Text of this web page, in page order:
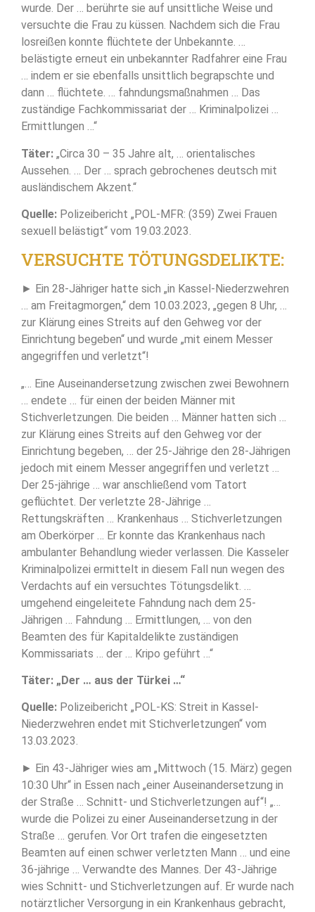
wurde. Der … berührte sie auf unsittliche Weise und
versuchte die Frau zu küssen. Nachdem sich die Frau
losreißen konnte flüchtete der Unbekannte. …
belästigte erneut ein unbekannter Radfahrer eine Frau
… indem er sie ebenfalls unsittlich begrapschte und
dann … flüchtete. … fahndungsmaßnahmen … Das
zuständige Fachkommissariat der … Kriminalpolizei …
Ermittlungen …“
Täter: „Circa 30 – 35 Jahre alt, … orientalisches
Aussehen. … Der … sprach gebrochenes deutsch mit
ausländischem Akzent.“
Quelle: Polizeibericht „POL-MFR: (359) Zwei Frauen
sexuell belästigt“ vom 19.03.2023.
VERSUCHTE TÖTUNGSDELIKTE:
► Ein 28-Jähriger hatte sich „in Kassel-Niederzwehren
… am Freitagmorgen,“ dem 10.03.2023, „gegen 8 Uhr, …
zur Klärung eines Streits auf den Gehweg vor der
Einrichtung begeben“ und wurde „mit einem Messer
angegriffen und verletzt“!
„… Eine Auseinandersetzung zwischen zwei Bewohnern
… endete … für einen der beiden Männer mit
Stichverletzungen. Die beiden … Männer hatten sich …
zur Klärung eines Streits auf den Gehweg vor der
Einrichtung begeben, … der 25-Jährige den 28-Jährigen
jedoch mit einem Messer angegriffen und verletzt …
Der 25-jährige … war anschließend vom Tatort
geflüchtet. Der verletzte 28-Jährige …
Rettungskräften … Krankenhaus … Stichverletzungen
am Oberkörper … Er konnte das Krankenhaus nach
ambulanter Behandlung wieder verlassen. Die Kasseler
Kriminalpolizei ermittelt in diesem Fall nun wegen des
Verdachts auf ein versuchtes Tötungsdelikt. …
umgehend eingeleitete Fahndung nach dem 25-
Jährigen … Fahndung … Ermittlungen, … von den
Beamten des für Kapitaldelikte zuständigen
Kommissariats … der … Kripo geführt …“
Täter: „Der … aus der Türkei …“
Quelle: Polizeibericht „POL-KS: Streit in Kassel-
Niederzwehren endet mit Stichverletzungen“ vom
13.03.2023.
► Ein 43-Jähriger wies am „Mittwoch (15. März) gegen
10:30 Uhr“ in Essen nach „einer Auseinandersetzung in
der Straße … Schnitt- und Stichverletzungen auf“! „…
wurde die Polizei zu einer Auseinandersetzung in der
Straße … gerufen. Vor Ort trafen die eingesetzten
Beamten auf einen schwer verletzten Mann … und eine
36-jährige … Verwandte des Mannes. Der 43-Jährige
wies Schnitt- und Stichverletzungen auf. Er wurde nach
notärztlicher Versorgung in ein Krankenhaus gebracht,